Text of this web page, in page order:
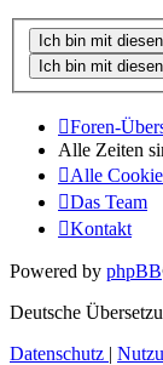
Foren-
Alle Zeiten
Alle
Das Team
Kontakt
Powered by phpBB
Deutsche
Datenschutz |